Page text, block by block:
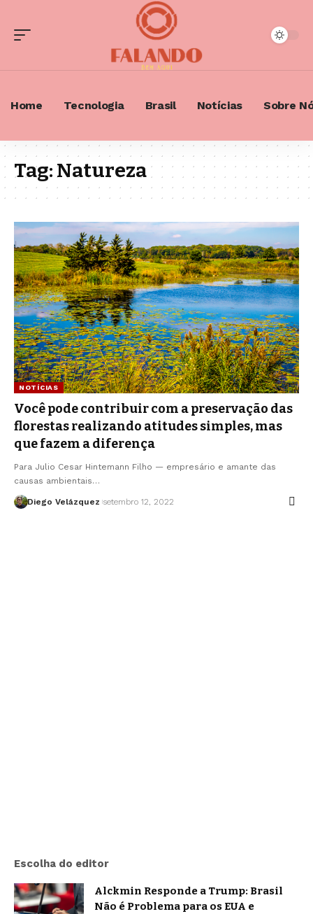
Home Tecnologia Brasil Notícias Sobre
Tag:Natureza
NOTÍCIAS
Você pode contribuir com a preservação das
florestas realizando atitudes simples, mas
que fazem a diferença
Para Julio Cesar Hintemann Filho — empresário e amante das
causas ambientais…
Diego Velázquez setembro 12, 2022
Escolha do editor
Alckmin Responde a Trump: Brasil
Não é Problema para os EUA e